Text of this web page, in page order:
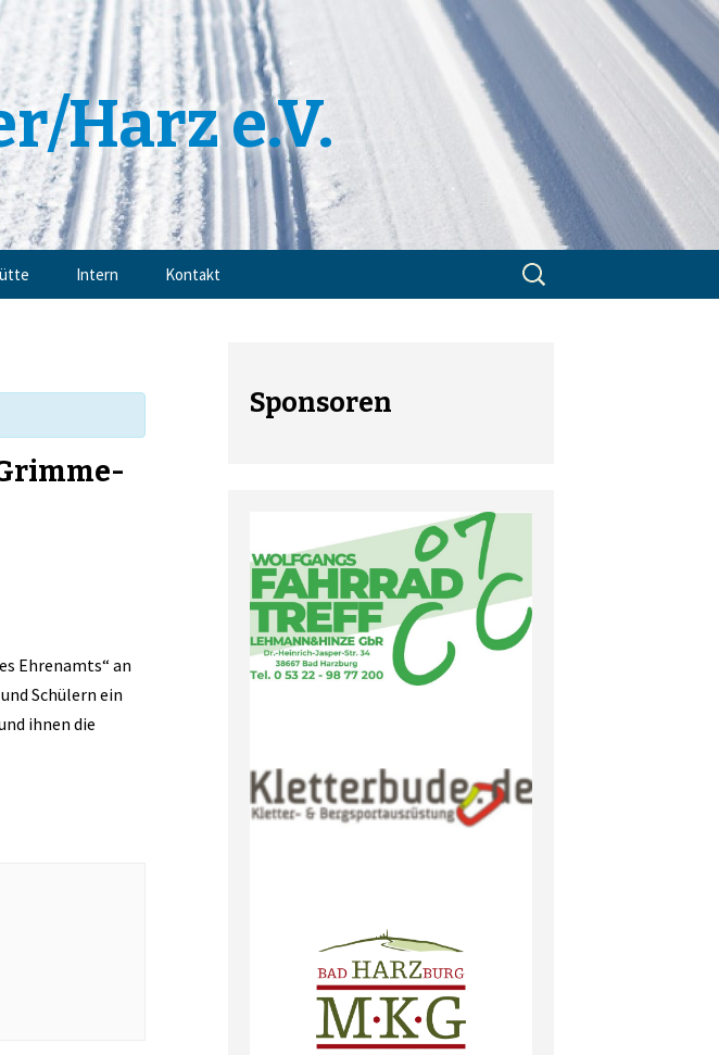
Harz e.V.
Intern Kontakt
Suchen
nach:
Ehrenamts“ an
Schülern ein
ihnen die
Sponsoren